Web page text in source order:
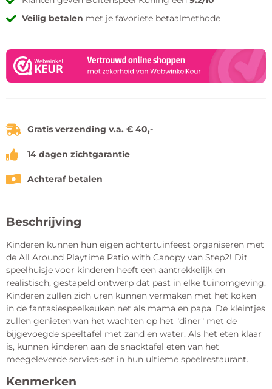
Veilig betalen met je favoriete betaalmethode
Gratis verzending v.a. € 40,-
14 dagen zichtgarantie
Achteraf betalen
Beschrijving
Kinderen kunnen hun eigen achtertuinfeest organiseren met
de All Around Playtime Patio with Canopy van Step2! Dit
speelhuisje voor kinderen heeft een aantrekkelijk en
realistisch, gestapeld ontwerp dat past in elke tuinomgeving.
Kinderen zullen zich uren kunnen vermaken met het koken
in de fantasiespeelkeuken net als mama en papa. De kleintjes
zullen genieten van het wachten op het "diner" met de
bijgevoegde speeltafel met zand en water. Als het eten klaar
is, kunnen kinderen aan de snacktafel eten van het
meegeleverde servies-set in hun ultieme speelrestaurant.
Kenmerken